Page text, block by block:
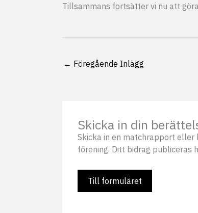
Tillsammans fortsätter vi nu att
← Föregående Inlägg
Skicka in din
Skicka in en matchrapport eller
förening. Ditt bidrag publiceras
Till formuläret